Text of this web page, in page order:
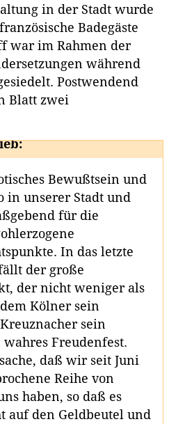
in der Stadt wurde
Badegäste
war im Rahmen der
während
Postwendend
Blatt zwei
Bewußtsein und
in unserer Stadt und
für die
In das letzte
der große
der nicht weniger als
Kölner sein
sein
Freudenfest.
daß wir seit Juni
Reihe von
haben, so daß es
auf den Geldbeutel und